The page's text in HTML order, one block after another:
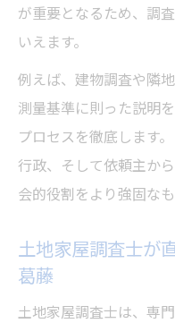
が重要となるため、調
いえます。
例えば、建物調査や隣
測量基準に則った説明
プロセスを徹底します
行政、そして依頼主か
会的役割をより強固な
土地家屋調査士が
葛藤
土地家屋調査士は、専